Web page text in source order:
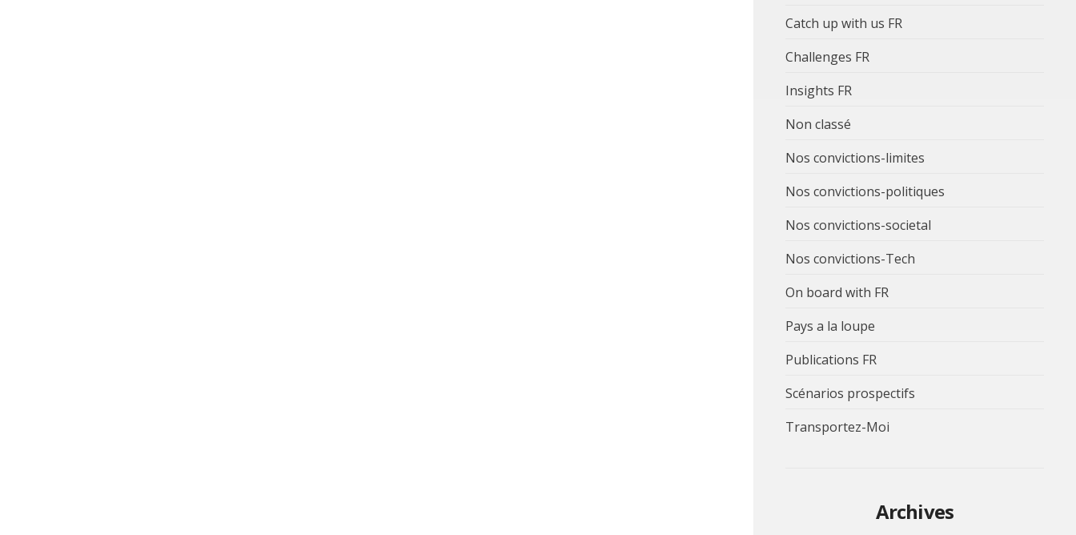
Catch up with us FR
Challenges FR
Insights FR
Non classé
Nos convictions-limites
Nos convictions-politiques
Nos convictions-societal
Nos convictions-Tech
On board with FR
Pays a la loupe
Publications FR
Scénarios prospectifs
Transportez-Moi
Archives